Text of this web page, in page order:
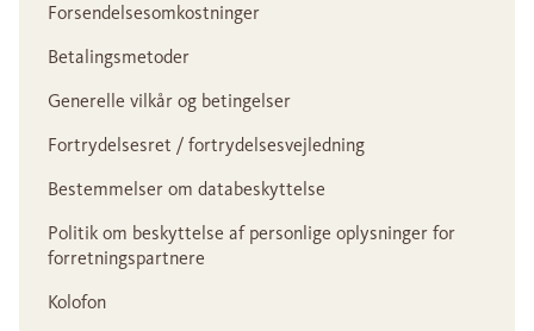
Forsendelsesomkostninger
Betalingsmetoder
Generelle vilkår og betingelser
Fortrydelsesret / fortrydelsesvejledning
Bestemmelser om databeskyttelse
Politik om beskyttelse af personlige oplysninger for
forretningspartnere
Kolofon